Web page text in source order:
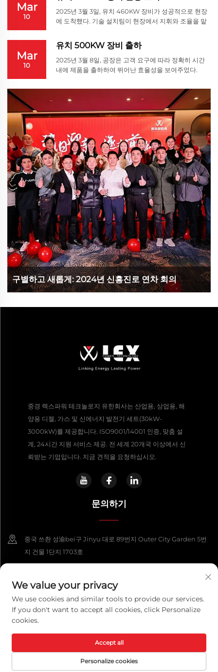
Mar
10
2025년 3월 3일, 유치 460KW 장비가 성공적으로 현장
에 도착했다. 기술 설치팀이 현장에서 지휘와 조율을 맡
완료했다.
Mar
10
유치 500KW 장비 출하
2025년 3월 8일, 공장은 고객 요구에 따라 정확히 시간
내에 제품을 출하하여 뛰어난 효율성을 보여주었다.
구별하고 새롭게: 2024년 신흥진로 연차 회의
중경 렉스파워 테크놀로지 유한회사는 산업용, 상업용, 해
양용 디젤, 가스 및 신에너지 발전기 세트(30kW-
3000kW)를 제공합니다. ISO9001/14001 인증, 맞춤 설
계, 24시간 지원 서비스 제공. 전 세계 20개국 이상에서 신
뢰받는 기업입니다. 지금 견적을 요청하십시오.
문의하기
중국 쓰촨 성渝bei구 Jinyu 대로 89번지 Outer City Garden 5번
지 건물 1단지 1703호
[email protected]
개인정보 보호정책
We value your privacy
We use cookies and similar tools to provide our services.
If you don't want to accept all cookies, click Personalize
cookies.
Personalize cookies
Accept all